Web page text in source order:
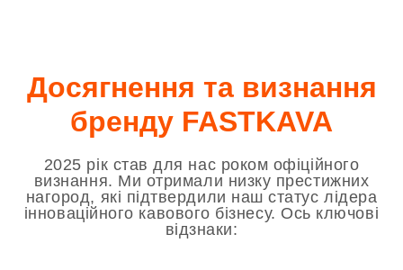
Досягнення та визнання
бренду FASTKAVA
2025 рік став для нас роком офіційного
визнання. Ми отримали низку престижних
нагород, які підтвердили наш статус лідера
інноваційного кавового бізнесу. Ось ключові
відзнаки: